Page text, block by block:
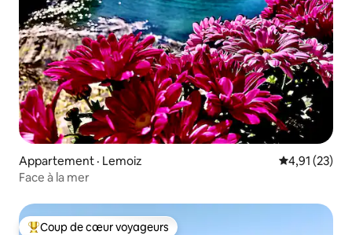
Appartement · Lemoiz Note
4,91 (23)
Face à la mer
Coup de cœur voyageurs